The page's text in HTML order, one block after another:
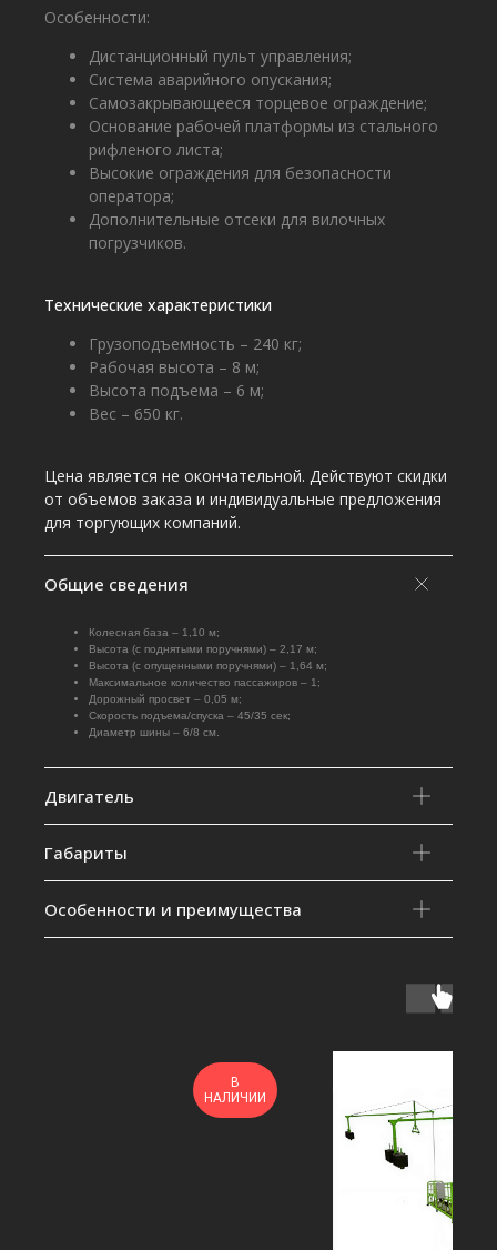
Особенности:
Дистанционный пульт управления;
Система аварийного опускания;
Самозакрывающееся торцевое ограждение;
Основание рабочей платформы из стального
рифленого листа;
Высокие ограждения для безопасности
оператора;
Дополнительные отсеки для вилочных
погрузчиков.
Технические характеристики
Грузоподъемность – 240 кг;
Рабочая высота – 8 м;
Высота подъема – 6 м;
Вес – 650 кг.
Цена является не окончательной. Действуют скидки
от объемов заказа и индивидуальные предложения
для торгующих компаний.
Общие сведения
Колесная база – 1,10 м;
Высота (с поднятыми поручнями) – 2,17 м;
Высота (с опущенными поручнями) – 1,64 м;
Максимальное количество пассажиров – 1;
Дорожный просвет – 0,05 м;
Скорость подъема/спуска – 45/35 сек;
Диаметр шины – 6/8 см.
Двигатель
Габариты
Особенности и преимущества
В
НАЛИЧИИ